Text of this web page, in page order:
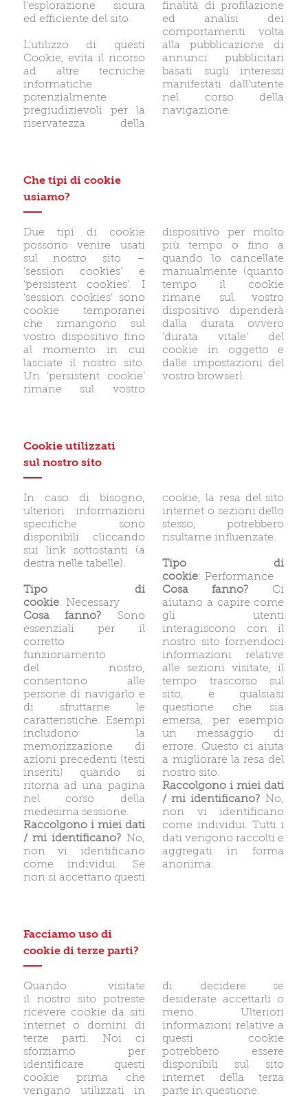
l’esplorazione sicura
ed efficiente del sito.
L’utilizzo di questi
Cookie, evita il ricorso
ad altre tecniche
informatiche
potenzialmente
pregiudizievoli per la
riservatezza della
finalità di profilazione
ed analisi dei
comportamenti volta
alla pubblicazione di
annunci pubblicitari
basati sugli interessi
manifestati dall’utente
nel corso della
navigazione.
Che tipi di cookie
usiamo?
Due tipi di cookie
possono venire usati
sul nostro sito –
’session cookies’ e
’persistent cookies’. I
‘session cookies’ sono
cookie temporanei
che rimangono sul
vostro dispositivo fino
al momento in cui
lasciate il nostro sito.
Un ‘persistent cookie’
rimane sul vostro
dispositivo per molto
più tempo o fino a
quando lo cancellate
manualmente (quanto
tempo il cookie
rimane sul vostro
dispositivo dipenderà
dalla durata ovvero
‘durata vitale’ del
cookie in oggetto e
dalle impostazioni del
vostro browser).
Cookie utilizzati
sul nostro sito
In caso di bisogno,
ulteriori informazioni
specifiche sono
disponibili cliccando
sui link sottostanti (a
destra nelle tabelle).
Tipo di
cookie: Necessary
Cosa fanno?Sono
essenziali per il
corretto
funzionamento
del nostro,
consentono alle
persone di navigarlo e
di sfruttarne le
caratteristiche. Esempi
includono la
memorizzazione di
azioni precedenti (testi
inseriti) quando si
ritorna ad una pagina
nel corso della
medesima sessione.
Raccolgono i miei dati
/ mi identificano?No,
non vi identificano
come individui. Se
non si accettano questi
cookie, la resa del sito
internet o sezioni dello
stesso, potrebbero
risultarne influenzate.
Tipo di
cookie: Performance
Cosa fanno? Ci
aiutano a capire come
gli utenti
interagiscono con il
nostro sito fornendoci
informazioni relative
alle sezioni visitate, il
tempo trascorso sul
sito, e qualsiasi
questione che sia
emersa, per esempio
un messaggio di
errore. Questo ci aiuta
a migliorare la resa del
nostro sito.
Raccolgono i miei dati
/ mi identificano? No,
non vi identificano
come individui. Tutti i
dati vengono raccolti e
aggregati in forma
anonima.
Facciamo uso di
cookie di terze parti?
Quando visitate
il nostro sito potreste
ricevere cookie da siti
internet o domini di
terze parti. Noi ci
sforziamo per
identificare questi
cookie prima che
vengano utilizzati in
di decidere se
desiderate accettarli o
meno. Ulteriori
informazioni relative a
questi cookie
potrebbero essere
disponibili sul sito
internet della terza
parte in questione.